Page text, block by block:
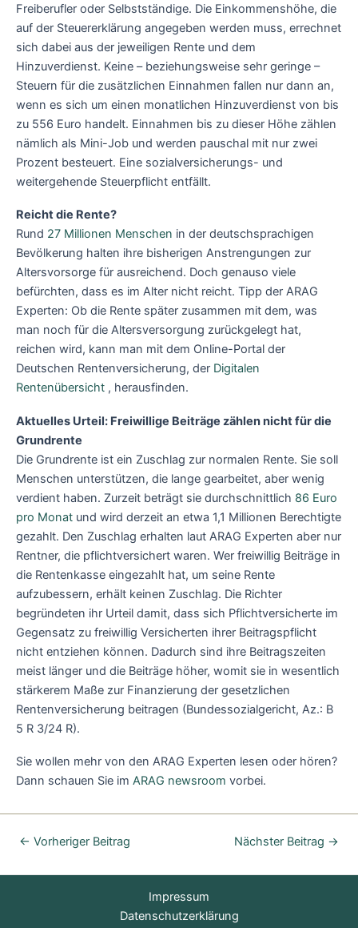
Freiberufler oder Selbstständige. Die Einkommenshöhe, die
auf der Steuererklärung angegeben werden muss, errechnet
sich dabei aus der jeweiligen Rente und dem
Hinzuverdienst. Keine – beziehungsweise sehr geringe –
Steuern für die zusätzlichen Einnahmen fallen nur dann an,
wenn es sich um einen monatlichen Hinzuverdienst von bis
zu 556 Euro handelt. Einnahmen bis zu dieser Höhe zählen
nämlich als Mini-Job und werden pauschal mit nur zwei
Prozent besteuert. Eine sozialversicherungs- und
weitergehende Steuerpflicht entfällt.
Reicht die Rente?
Rund 27 Millionen Menschen in der deutschsprachigen
Bevölkerung halten ihre bisherigen Anstrengungen zur
Altersvorsorge für ausreichend. Doch genauso viele
befürchten, dass es im Alter nicht reicht. Tipp der ARAG
Experten: Ob die Rente später zusammen mit dem, was
man noch für die Altersversorgung zurückgelegt hat,
reichen wird, kann man mit dem Online-Portal der
Deutschen Rentenversicherung, der Digitalen
Rentenübersicht , herausfinden.
Aktuelles Urteil: Freiwillige Beiträge zählen nicht für die
Grundrente
Die Grundrente ist ein Zuschlag zur normalen Rente. Sie soll
Menschen unterstützen, die lange gearbeitet, aber wenig
verdient haben. Zurzeit beträgt sie durchschnittlich 86 Euro
pro Monat und wird derzeit an etwa 1,1 Millionen Berechtigte
gezahlt. Den Zuschlag erhalten laut ARAG Experten aber nur
Rentner, die pflichtversichert waren. Wer freiwillig Beiträge in
die Rentenkasse eingezahlt hat, um seine Rente
aufzubessern, erhält keinen Zuschlag. Die Richter
begründeten ihr Urteil damit, dass sich Pflichtversicherte im
Gegensatz zu freiwillig Versicherten ihrer Beitragspflicht
nicht entziehen können. Dadurch sind ihre Beitragszeiten
meist länger und die Beiträge höher, womit sie in wesentlich
stärkerem Maße zur Finanzierung der gesetzlichen
Rentenversicherung beitragen (Bundessozialgericht, Az.: B
5 R 3/24 R).
Sie wollen mehr von den ARAG Experten lesen oder hören?
Dann schauen Sie im ARAG newsroom vorbei.
← Vorheriger Beitrag Nächster Beitrag →
Impressum
Datenschutzerklärung